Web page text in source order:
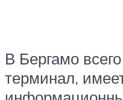
В Бергамо
терминал,